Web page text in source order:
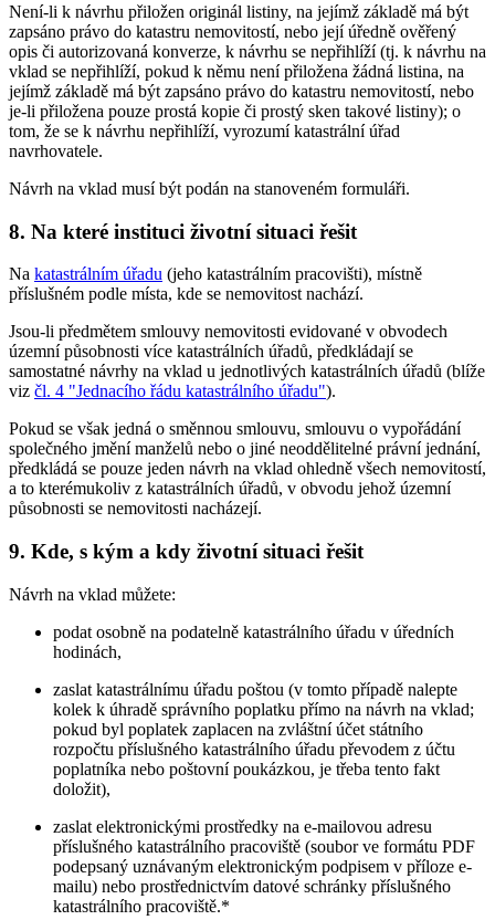
Není-li k návrhu přiložen originál listiny, na jejímž základě má být
zapsáno právo do katastru nemovitostí, nebo její úředně ověřený
opis či autorizovaná konverze, k návrhu se nepřihlíží (tj. k návrhu na
vklad se nepřihlíží, pokud k němu není přiložena žádná listina, na
jejímž základě má být zapsáno právo do katastru nemovitostí, nebo
je-li přiložena pouze prostá kopie či prostý sken takové listiny); o
tom, že se k návrhu nepřihlíží, vyrozumí katastrální úřad
navrhovatele.
Návrh na vklad musí být podán na stanoveném formuláři.
8. Na které instituci životní situaci řešit
Na katastrálním úřadu (jeho katastrálním pracovišti), místně
příslušném podle místa, kde se nemovitost nachází.
Jsou-li předmětem smlouvy nemovitosti evidované v obvodech
územní působnosti více katastrálních úřadů, předkládají se
samostatné návrhy na vklad u jednotlivých katastrálních úřadů (blíže
viz čl. 4 "Jednacího řádu katastrálního úřadu").
Pokud se však jedná o směnnou smlouvu, smlouvu o vypořádání
společného jmění manželů nebo o jiné neoddělitelné právní jednání,
předkládá se pouze jeden návrh na vklad ohledně všech nemovitostí,
a to kterémukoliv z katastrálních úřadů, v obvodu jehož územní
působnosti se nemovitosti nacházejí.
9. Kde, s kým a kdy životní situaci řešit
Návrh na vklad můžete:
podat osobně na podatelně katastrálního úřadu v úředních
hodinách,
zaslat katastrálnímu úřadu poštou (v tomto případě nalepte
kolek k úhradě správního poplatku přímo na návrh na vklad;
pokud byl poplatek zaplacen na zvláštní účet státního
rozpočtu příslušného katastrálního úřadu převodem z účtu
poplatníka nebo poštovní poukázkou, je třeba tento fakt
doložit),
zaslat elektronickými prostředky na e-mailovou adresu
příslušného katastrálního pracoviště (soubor ve formátu PDF
podepsaný uznávaným elektronickým podpisem v příloze e-
mailu) nebo prostřednictvím datové schránky příslušného
katastrálního pracoviště.*